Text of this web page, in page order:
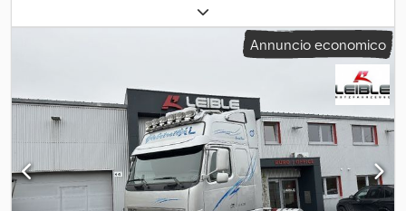
460 ANNO 2023 KM 314000 CAMBIO AUTOMATICO RETARDER
PASSO 4800 PORTACASSE O TELAIO FULL PNEUMATICO TERZO
ASSE STERZANTE INTELLIGENTE VEICOLO NAZIONALE UNICO
PROPRIETARIO POSSIBILITÀ DI LEASING Dwjdpfxoxnpvns Ad Ssa
Annuncio economico